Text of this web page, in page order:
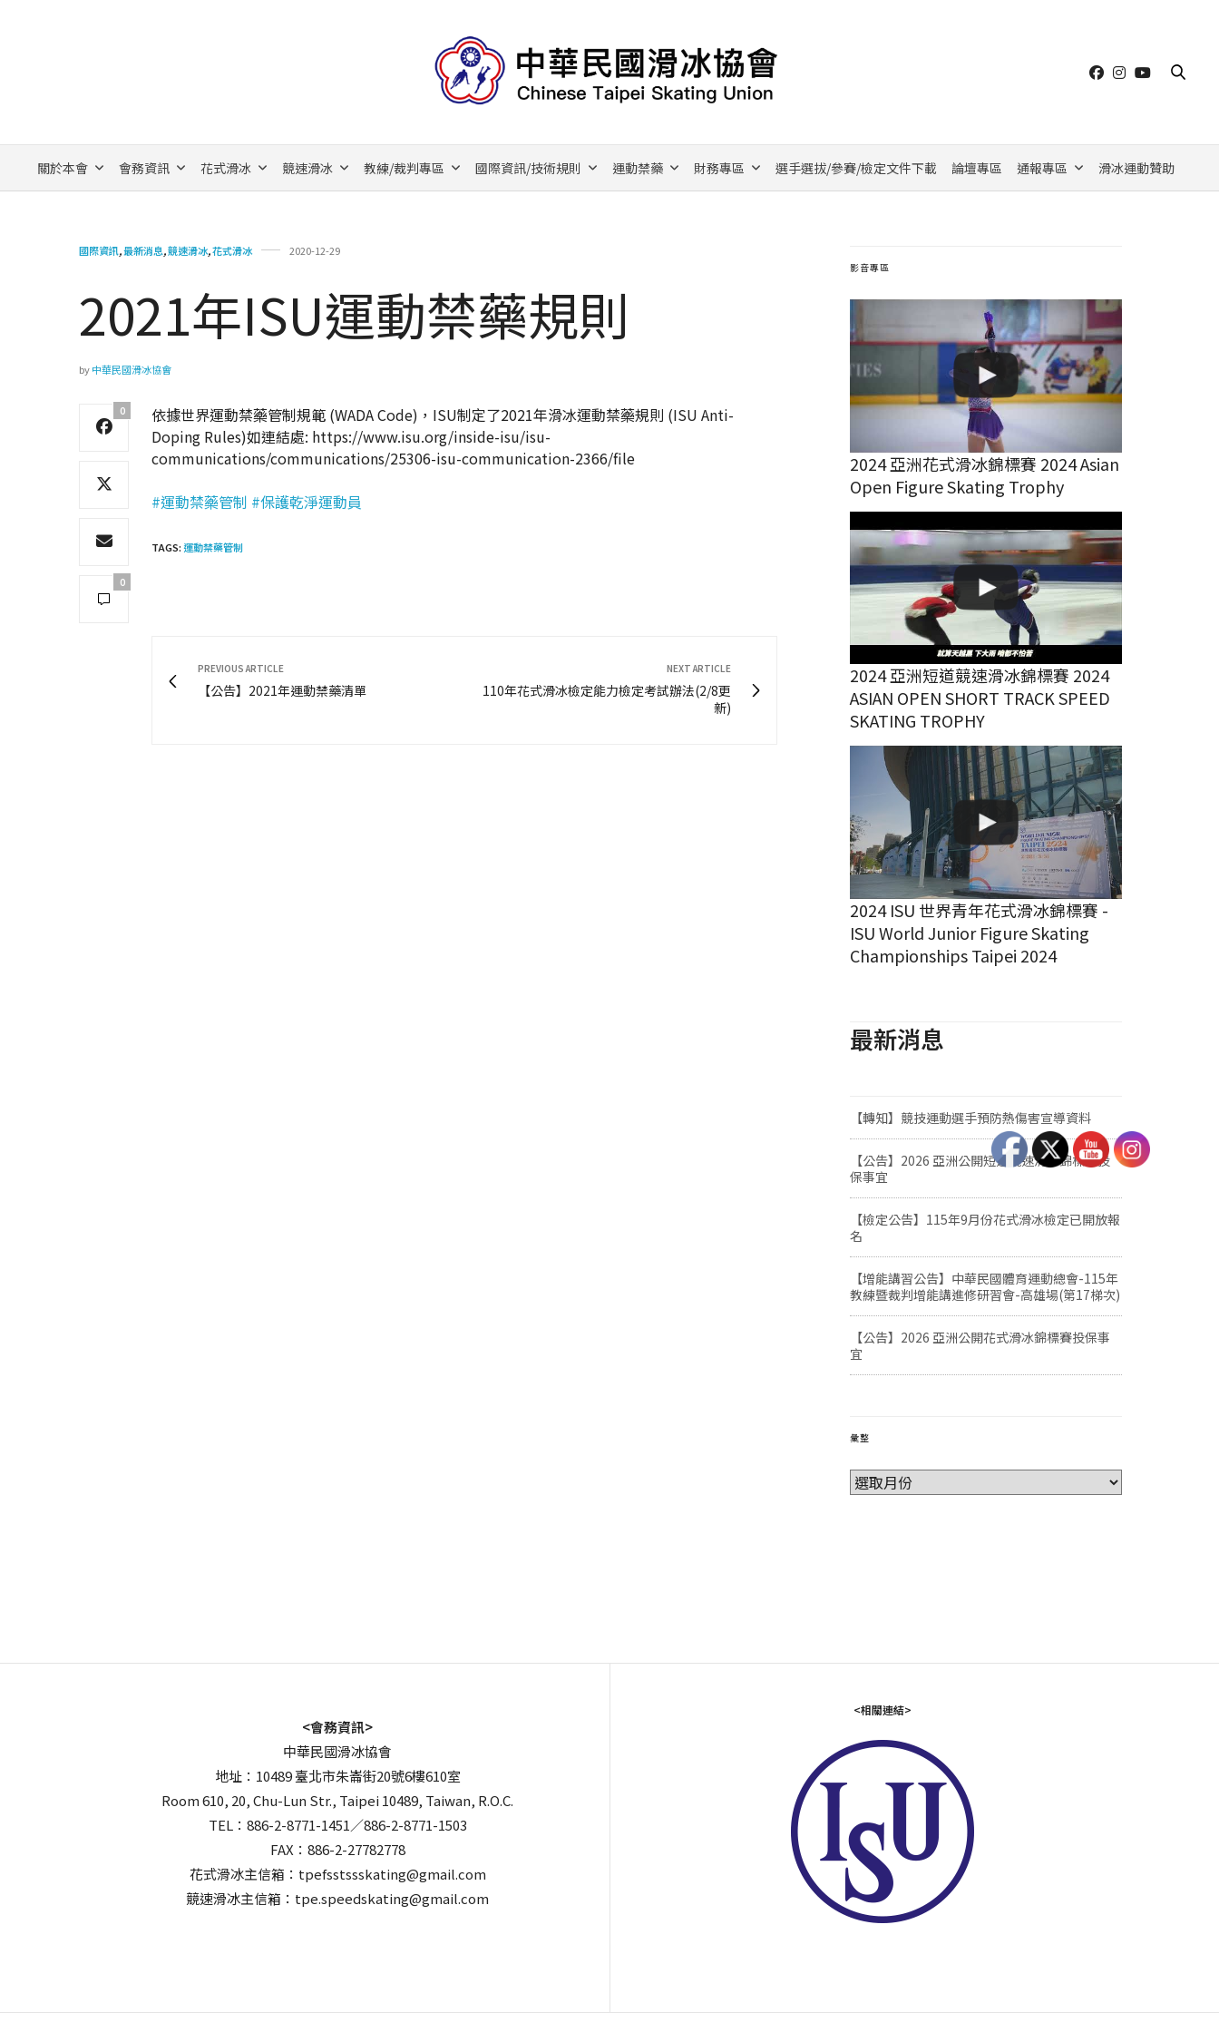
關於本會 會務資訊 花式滑冰 競速滑冰 教練/裁判專區 國際資訊/技術規則 運動禁藥 財務專區 選手選拔/參賽/檢定文件下載 論壇專區 通報專區 滑冰運動贊助
國際資訊,最新消息,競速滑冰,花式滑冰 2020-12-29
2021年ISU運動禁藥規則
by中華民國滑冰協會
0
0
依據世界運動禁藥管制規範 (WADA Code)，ISU制定了2021年滑冰運動禁藥規則 (ISU Anti-
Doping Rules)如連結處: https://www.isu.org/inside-isu/isu-
communications/communications/25306-isu-communication-2366/file
#運動禁藥管制 #保護乾淨運動員
TAGS:運動禁藥管制
PREVIOUS ARTICLE
【公告】2021年運動禁藥清單
NEXT ARTICLE
110年花式滑冰檢定能力檢定考試辦法(2/8更
新)
影音專區
2024 亞洲花式滑冰錦標賽 2024 Asian
Open Figure Skating Trophy
2024 亞洲短道競速滑冰錦標賽 2024
ASIAN OPEN SHORT TRACK SPEED
SKATING TROPHY
2024 ISU 世界青年花式滑冰錦標賽 -
ISU World Junior Figure Skating
Championships Taipei 2024
最新消息
【轉知】競技運動選手預防熱傷害宣導資料
【公告】2026 亞洲公開短道競速滑冰錦標賽投
保事宜
【檢定公告】115年9月份花式滑冰檢定已開放報
名
【增能講習公告】中華民國體育運動總會-115年
教練暨裁判增能講進修研習會-高雄場(第17梯次)
【公告】2026 亞洲公開花式滑冰錦標賽投保事
宜
彙整
<會務資訊>
中華民國滑冰協會
地址：10489 臺北市朱崙街20號6樓610室
Room 610, 20, Chu-Lun Str., Taipei 10489, Taiwan, R.O.C.
TEL：886-2-8771-1451／886-2-8771-1503
FAX：886-2-27782778
花式滑冰主信箱：tpefsstssskating@gmail.com
競速滑冰主信箱：tpe.speedskating@gmail.com
<相關連結>